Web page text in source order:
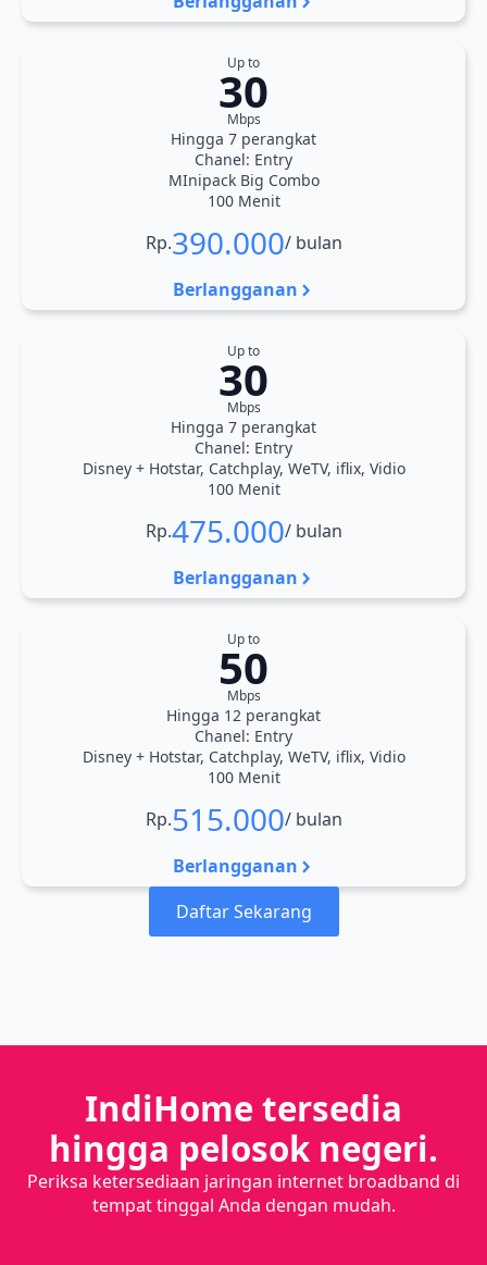
Up to
30
Mbps
Hingga 7 perangkat
Chanel: Entry
MInipack Big Combo
100 Menit
Rp.390.000/ bulan
Berlangganan
Up to
30
Mbps
Hingga 7 perangkat
Chanel: Entry
Disney + Hotstar, Catchplay, WeTV, iflix, Vidio
100 Menit
Rp.475.000/ bulan
Berlangganan
Up to
50
Mbps
Hingga 12 perangkat
Chanel: Entry
Disney + Hotstar, Catchplay, WeTV, iflix, Vidio
100 Menit
Rp.515.000/ bulan
Berlangganan
Daftar Sekarang
IndiHome tersedia
hingga pelosok negeri.
Periksa ketersediaan jaringan internet broadband di
tempat tinggal Anda dengan mudah.